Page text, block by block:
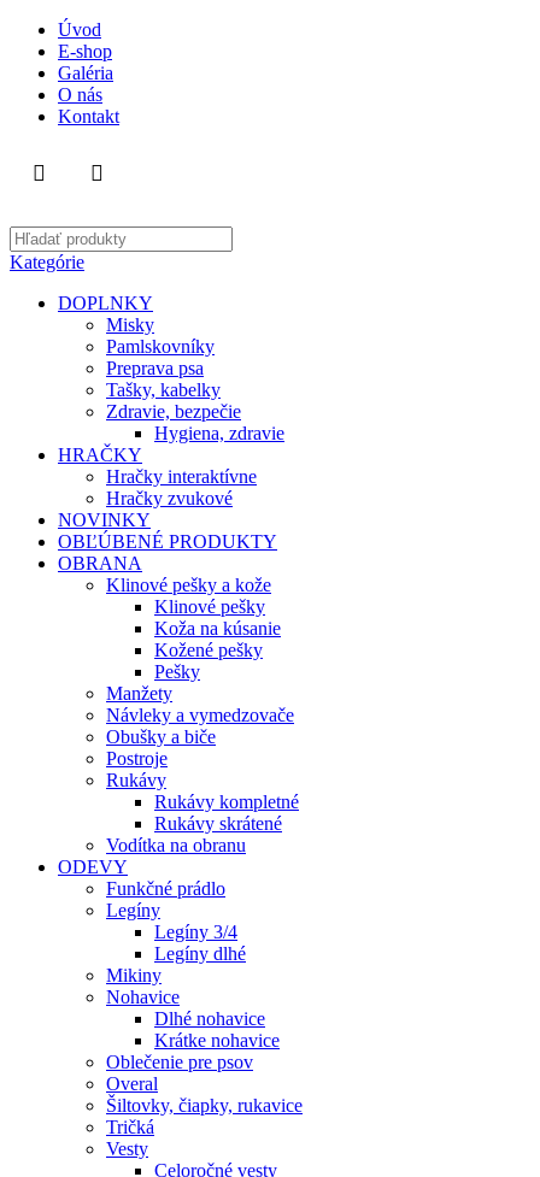
Úvod
E-shop
Galéria
O nás
Kontakt
Kategórie
DOPLNKY
Misky
Pamlskovníky
Preprava psa
Tašky, kabelky
Zdravie, bezpečie
Hygiena, zdravie
HRAČKY
Hračky interaktívne
Hračky zvukové
NOVINKY
OBĽÚBENÉ PRODUKTY
OBRANA
Klinové pešky a kože
Klinové pešky
Koža na kúsanie
Kožené pešky
Pešky
Manžety
Návleky a vymedzovače
Obušky a biče
Postroje
Rukávy
Rukávy kompletné
Rukávy skrátené
Vodítka na obranu
ODEVY
Funkčné prádlo
Legíny
Legíny 3/4
Legíny dlhé
Mikiny
Nohavice
Dlhé nohavice
Krátke nohavice
Oblečenie pre psov
Overal
Šiltovky, čiapky, rukavice
Tričká
Vesty
Celoročné vesty